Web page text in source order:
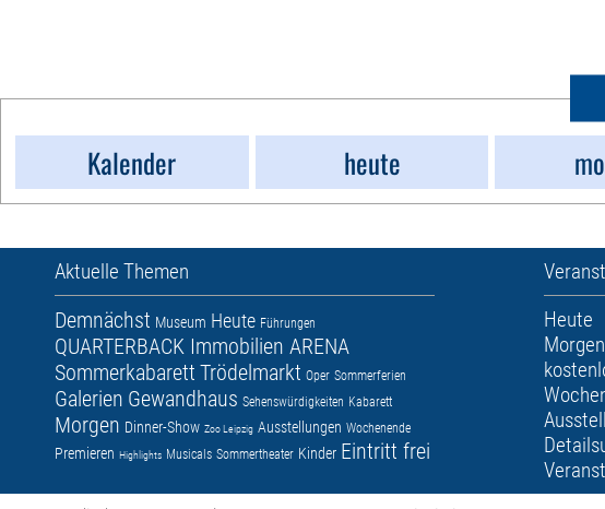
Kalender
heute
Aktuelle Themen
Demnächst Museum Heute Führungen
QUARTERBACK Immobilien ARENA
Sommerkabarett Trödelmarkt Oper Sommerferien
Galerien Gewandhaus Sehenswürdigkeiten Kabarett
Morgen Dinner-Show Zoo Leipzig Ausstellungen Wochenende
Premieren Highlights Musicals Sommertheater Kinder Eintritt frei
Heute
Morgen